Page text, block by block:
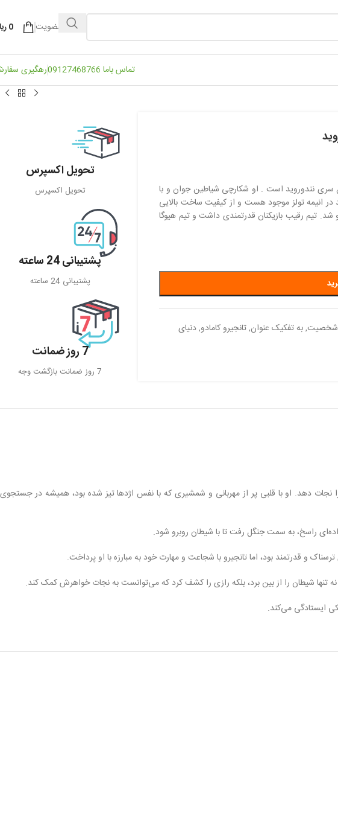
ورود / عضویت 0
تماس باما 09127468766
رهگیری
سری نندوروید است . او شکارچی شیاطین جوان و با
در انیمه تولز موجود هست و از کیفیت ساخت بالایی
تیم رقیب بازیکنان قدرتمندی داشت و تیم هیوگا
شخصیت,به تفکیک عنوان,تانجیرو کامادو,دنیای
تحویل اکسپرس
تحویل اکسپرس
پشتیبانی 24 ساعته
پشتیبانی 24 ساعته
7 روز ضمانت
7 روز ضمانت بازگشت وجه
نجات دهد. او با قلبی پر از مهربانی و شمشیری که با نفس اژدها تیز شده بود، همیشه در جستجوی
راسخ، به سمت جنگل رفت تا با شیطان روبرو شود.
و قدرتمند بود، اما تانجیرو با شجاعت و مهارت خود به مبارزه با او پرداخت.
شیطان را از بین برد، بلکه رازی را کشف کرد که می‌توانست به نجات خواهرش کمک کند.
ایستادگی می‌کند.